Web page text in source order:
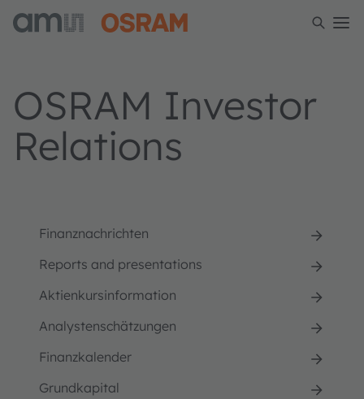
OSRAM Investor
Relations
Finanznachrichten
Reports and presentations
Aktienkursinformation
Analystenschätzungen
Finanzkalender
Grundkapital